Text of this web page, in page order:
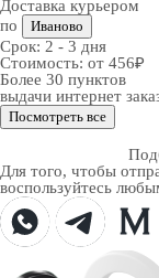
Доставка курьером
по
Иваново
Срок: 2 - 3 дня
Стоимость: от 456₽
Более 30 пунктов
выдачи интернет
Посмотреть все
Для того, чтобы
воспользуйтесь